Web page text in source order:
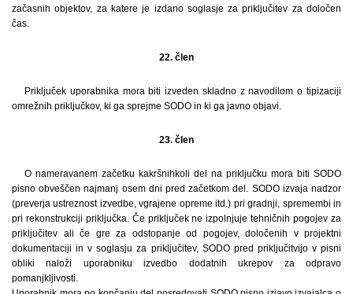
začasnih objektov, za katere je izdano soglasje za priključitev za določen
čas.
22. člen
Priključek uporabnika mora biti izveden skladno z navodilom o tipizaciji
omrežnih priključkov, ki ga sprejme SODO in ki ga javno objavi.
23. člen
O nameravanem začetku kakršnihkoli del na priključku mora biti SODO
pisno obveščen najmanj osem dni pred začetkom del. SODO izvaja nadzor
(preverja ustreznost izvedbe, vgrajene opreme itd.) pri gradnji, spremembi in
pri rekonstrukciji priključka. Če priključek ne izpolnjuje tehničnih pogojev za
priključitev ali če gre za odstopanje od pogojev, določenih v projektni
dokumentaciji in v soglasju za priključitev, SODO pred priključitvijo v pisni
obliki naloži uporabniku izvedbo dodatnih ukrepov za odpravo
pomanjkljivosti.